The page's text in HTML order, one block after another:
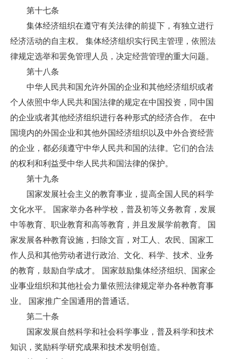
第十七条
集体经济组织在遵守有关法律的前提下，有独立进行
经济活动的自主权。 集体经济组织实行民主管理，依照法
律规定选举和罢免管理人员，决定经营管理的重大问题。
第十八条
中华人民共和国允许外国的企业和其他经济组织或者
个人依照中华人民共和国法律的规定在中国投资，同中国
的企业或者其他经济组织进行各种形式的经济合作。 在中
国境内的外国企业和其他外国经济组织以及中外合资经营
的企业，都必须遵守中华人民共和国的法律。它们的合法
的权利和利益受中华人民共和国法律的保护。
第十九条
国家发展社会主义的教育事业，提高全国人民的科学
文化水平。 国家举办各种学校，普及初等义务教育，发展
中等教育、职业教育和高等教育，并且发展学前教育。 国
家发展各种教育设施，扫除文盲，对工人、农民、国家工
作人员和其他劳动者进行政治、文化、科学、技术、业务
的教育，鼓励自学成才。 国家鼓励集体经济组织、国家企
业事业组织和其他社会力量依照法律规定举办各种教育事
业。 国家推广全国通用的普通话。
第二十条
国家发展自然科学和社会科学事业，普及科学和技术
知识，奖励科学研究成果和技术发明创造。